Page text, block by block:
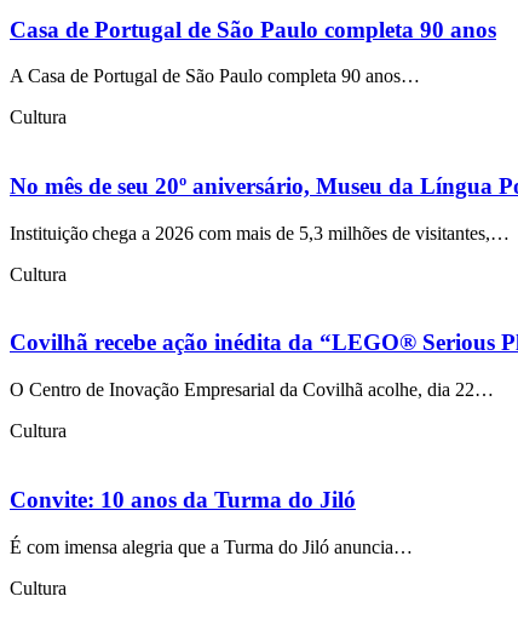
Casa de Portugal de São Paulo completa 90 anos
A Casa de Portugal de São Paulo completa 90 anos…
Cultura
No mês de seu 20º aniversário, Museu da Língua
Instituição chega a 2026 com mais de 5,3 milhões de visitantes,…
Cultura
Covilhã recebe ação inédita da “LEGO® Serious
O Centro de Inovação Empresarial da Covilhã acolhe, dia 22…
Cultura
Convite: 10 anos da Turma do Jiló
É com imensa alegria que a Turma do Jiló anuncia…
Cultura